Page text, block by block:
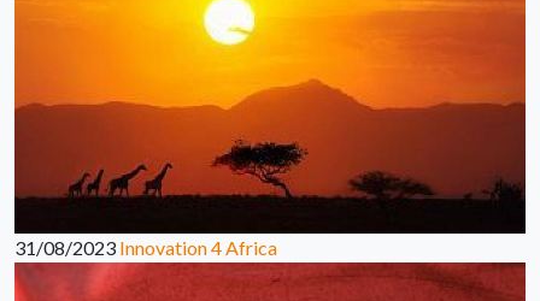
31/08/2023 Innovation 4 Africa